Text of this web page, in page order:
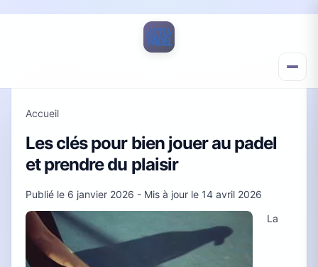
Accueil
Les clés pour bien jouer au padel
et prendre du plaisir
Publié le 6 janvier 2026 - Mis à jour le 14 avril 2026
La